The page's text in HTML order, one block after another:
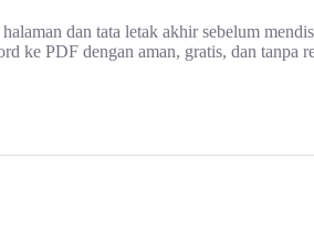
dan tata letak akhir sebelum
ke PDF dengan aman, gratis, dan tanpa